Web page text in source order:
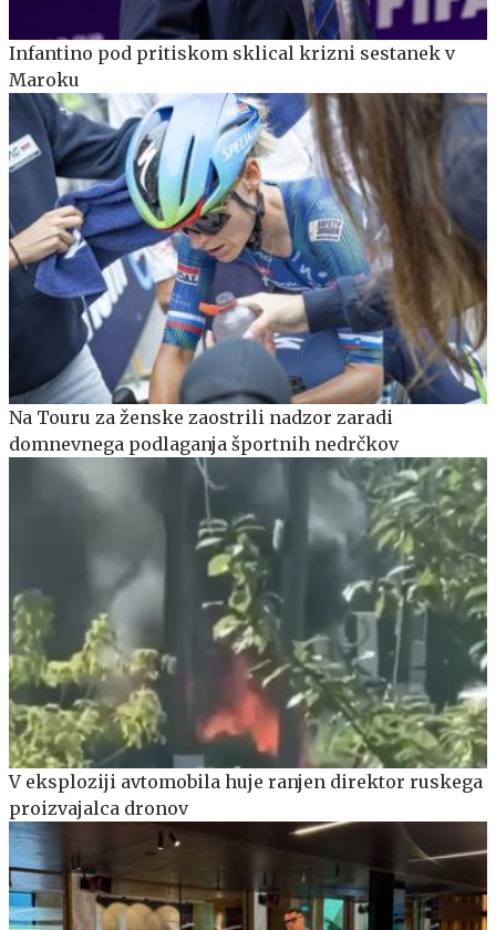
Infantino pod pritiskom sklical krizni sestanek v
Maroku
Na Touru za ženske zaostrili nadzor zaradi
domnevnega podlaganja športnih nedrčkov
V eksploziji avtomobila huje ranjen direktor ruskega
proizvajalca dronov